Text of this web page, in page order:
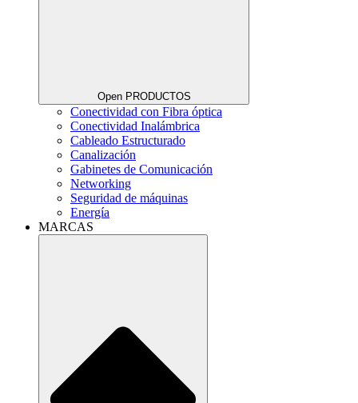
Open PRODUCTOS
Conectividad con Fibra óptica
Conectividad Inalámbrica
Cableado Estructurado
Canalización
Gabinetes de Comunicación
Networking
Seguridad de máquinas
Energía
MARCAS